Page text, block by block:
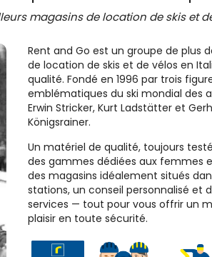
magasins de location de skis et
Rent and Go est un groupe de plus
de location de skis et de vélos en
qualité. Fondé en 1996 par trois
emblématiques du ski mondial des
Erwin Stricker, Kurt Ladstätter et
Königsrainer.
Un matériel de qualité, toujours
des gammes dédiées aux femmes
des magasins idéalement situés
stations, un conseil personnalisé et
services — tout pour vous offrir un
plaisir en toute sécurité.